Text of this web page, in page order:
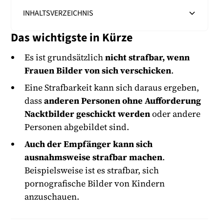
INHALTSVERZEICHNIS
Heading 2
Das wichtigste in Kürze
Es ist grundsätzlichnicht strafbar, wenn
Frauen Bilder von sich verschicken.
Eine Strafbarkeit kann sich daraus ergeben,
dassanderen Personen ohne Aufforderung
Nacktbilder geschickt werdenoder andere
Personen abgebildet sind.
Auch der Empfänger kann sich
ausnahmsweise strafbar machen.
Beispielsweise ist es strafbar, sich
pornografische Bilder von Kindern
anzuschauen.